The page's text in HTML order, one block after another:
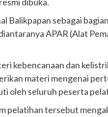
dibuka.
Balikpapan sebagai
APAR (Alat
kebencanaan dan
materi mengenai
oleh seluruh peserta
pelatihan tersebut